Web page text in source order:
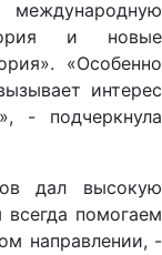
и новые
«Особенно
интерес
- подчеркнула
дал высокую
помогаем
направлении, -